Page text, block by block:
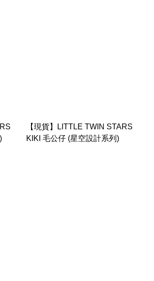
【現貨】LITTLE TWIN STARS
KIKI 毛公仔 (星空設計系列)